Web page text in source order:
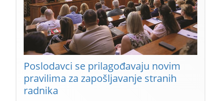
Poslodavci se prilagođavaju novim
pravilima za zapošljavanje stranih
radnika